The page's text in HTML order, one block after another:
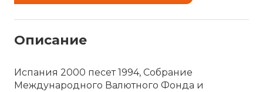
Описание
Испания 2000 песет 1994, Собрание
Международного Валютного Фонда и